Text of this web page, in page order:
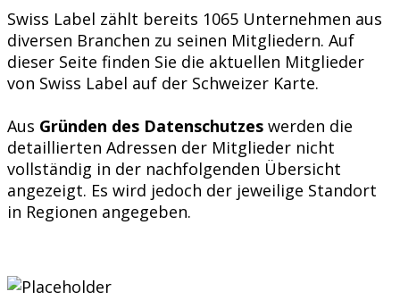
Swiss Label zählt bereits 1065 Unternehmen aus
diversen Branchen zu seinen Mitgliedern. Auf
dieser Seite finden Sie die aktuellen Mitglieder
von Swiss Label auf der Schweizer Karte.
Aus Gründen des Datenschutzes werden die
detaillierten Adressen der Mitglieder nicht
vollständig in der nachfolgenden Übersicht
angezeigt. Es wird jedoch der jeweilige Standort
in Regionen angegeben.